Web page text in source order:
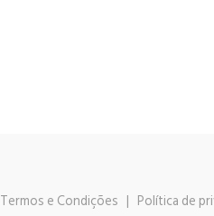
Termos e Condições | Política de